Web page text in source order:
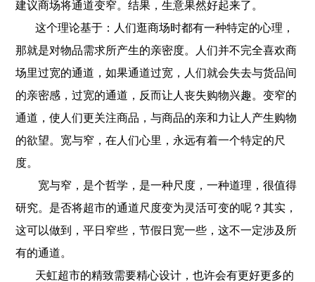
建议商场将通道变窄。结果，生意果然好起来了。
这个理论基于：人们逛商场时都有一种特定的心理，
那就是对物品需求所产生的亲密度。人们并不完全喜欢商
场里过宽的通道，如果通道过宽，人们就会失去与货品间
的亲密感，过宽的通道，反而让人丧失购物兴趣。变窄的
通道，使人们更关注商品，与商品的亲和力让人产生购物
的欲望。宽与窄，在人们心里，永远有着一个特定的尺
度。
宽与窄，是个哲学，是一种尺度，一种道理，很值得
研究。是否将超市的通道尺度变为灵活可变的呢？其实，
这可以做到，平日窄些，节假日宽一些，这不一定涉及所
有的通道。
天虹超市的精致需要精心设计，也许会有更好更多的